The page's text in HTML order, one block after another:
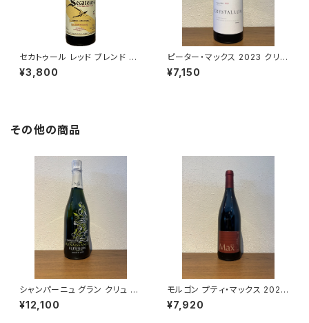
セカトゥール レッド ブレンド 20
24 750ml A.A.バーデンホース
ト
¥3,800
ピーター・マックス 2023 クリス
タルム
¥7,150
その他の商品
シャンパーニュ グラン クリュ ブ
リュット キュヴェ フルロン NV 7
50ml シャンパーニュ・ド・ラ・ル
¥12,100
モルゴン プティ・マックス 2022
ギィ・ブルトン 赤ワイン 750ml
¥7,920